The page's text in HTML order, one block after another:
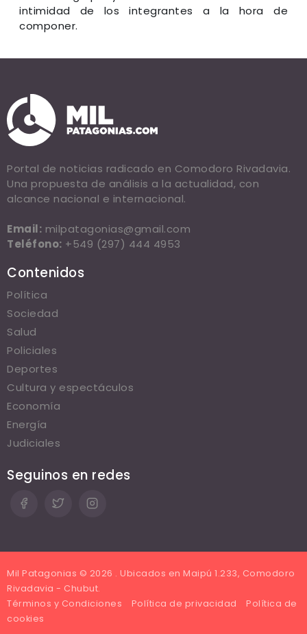
intimidad de los integrantes a la hora de
componer.
Portal de noticias radicado en Comodoro Rivadavia.
Una propuesta de análisis a la actualidad, con
alcance nacional e internacional.
Email: milpatagonias@gmail.com
Teléfono: +549 (297) 444 4953
Contenidos
Política
Sociedad
Salud
Policiales
Deportes
Cultura y espectáculos
Economía
Energía
Judiciales
Seguinos en redes
Mil Patagonias © 2026 . Ubicados en Maipú 1.233, Comodoro
Rivadavia - Chubut.
Términos y Condiciones
Política de privacidad
Política de
cookies